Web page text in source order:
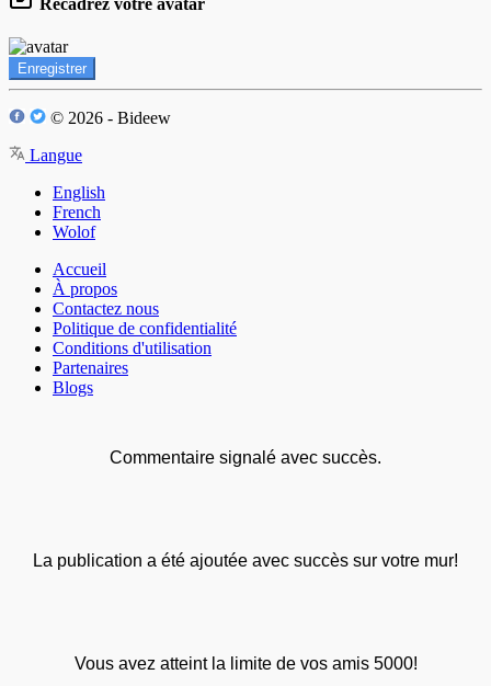
Enregistrer
© 2026 - Bideew
Langue
English
French
Wolof
Accueil
À propos
Contactez nous
Politique de confidentialité
Conditions d'utilisation
Partenaires
Blogs
Commentaire signalé avec succès.
La publication a été ajoutée avec succès sur votre mur!
Vous avez atteint la limite de vos amis 5000!